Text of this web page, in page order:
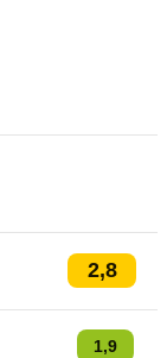
2,8
1,9